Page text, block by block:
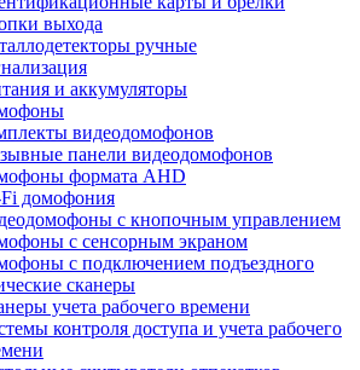
выхода
ручные
и аккумуляторы
видеодомофонов
панели видеодомофонов
формата AHD
домофония
с кнопочным управлением
с сенсорным экраном
с подключением подъездного
сканеры
учета рабочего времени
контроля доступа и учета рабочего